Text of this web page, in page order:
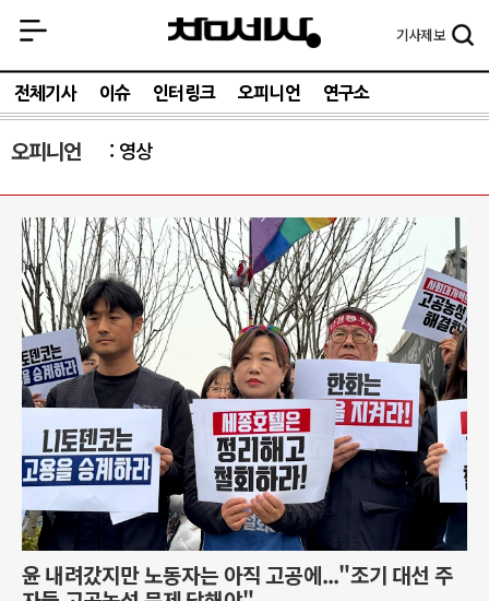
기사제보
전체기사 이슈 인터링크 오피니언 연구소
오피니언 영상
윤 내려갔지만 노동자는 아직 고공에..."조기 대선 주